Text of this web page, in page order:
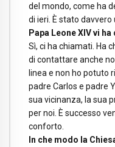
del mondo, come ha
di ieri. È stato davvero
Papa Leone XIV vi
Sì, ci ha chiamati. Ha
di contattare anche
linea e non ho potuto
padre Carlos e padre
sua vicinanza, la sua
per noi. È successo
conforto.
In che modo la